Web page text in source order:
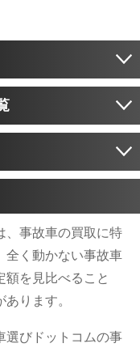
、事故車の買取に特
全く動かない事故車
額を見比べること
ります。
選びドットコムの事